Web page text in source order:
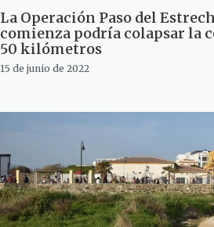
La Operación Paso del
comienza podría colapsar la
50 kilómetros
15 de junio de 2022